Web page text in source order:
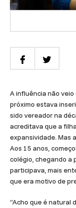
A influência não
próximo estava
sido vereador na
acreditava que a
expansividade. Mas
Aos 15 anos,
colégio, chegando a
participava, mais
que era motivo de
“Acho que é natural